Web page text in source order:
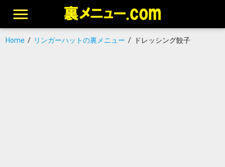
Home/ リンガーハットの裏メニュー / ドレッシング餃子